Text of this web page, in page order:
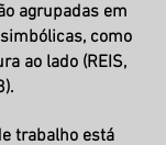
agrupadas em
como
ao lado (REIS,
trabalho está